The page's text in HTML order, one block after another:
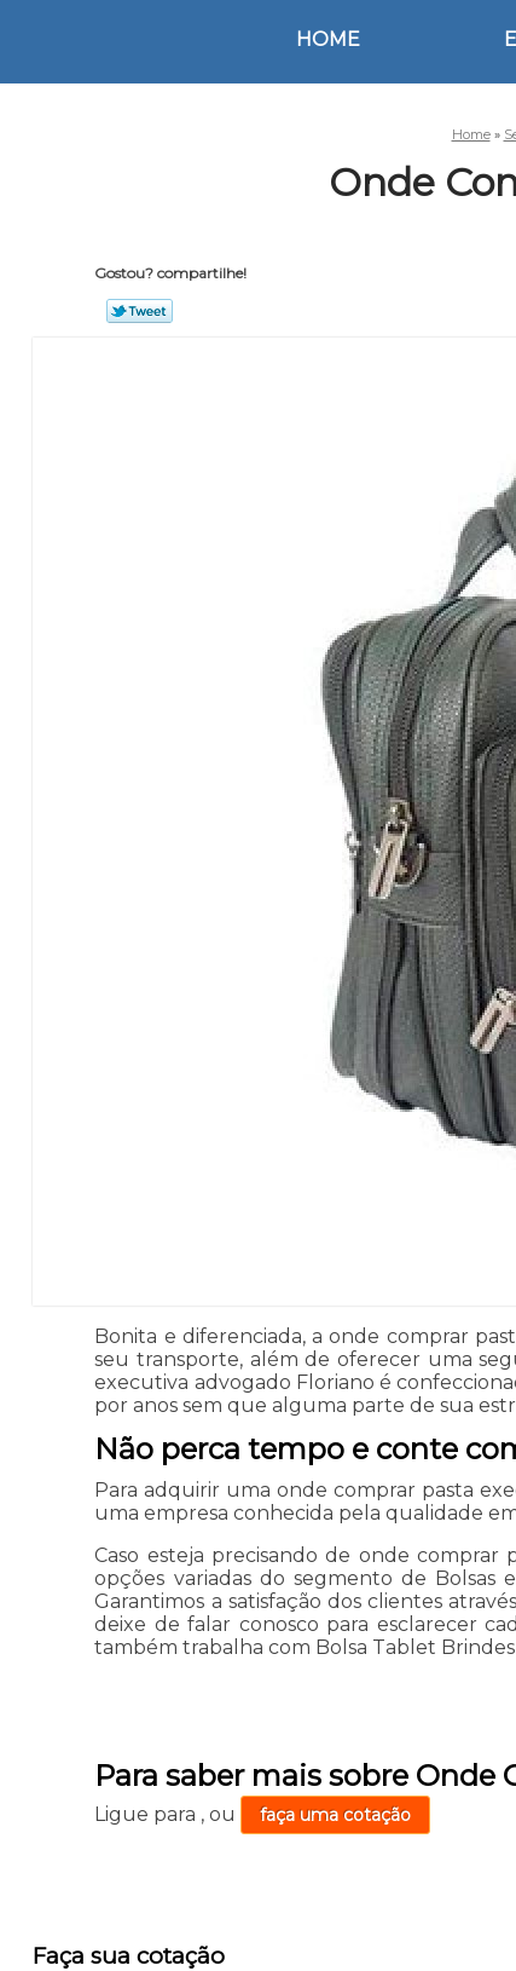
HOME
Home »
Onde
Gostou? compartilhe!
Bonita e diferenciada, a onde comprar
seu transporte, além de oferecer uma
executiva advogado Floriano é
por anos sem que alguma parte de sua
Não perca tempo e conte
Para adquirir uma onde comprar pasta
uma empresa conhecida pela qualidade
Caso esteja precisando de onde comprar
opções variadas do segmento de Bolsas
Garantimos a satisfação dos clientes
deixe de falar conosco para esclarecer
também trabalha com Bolsa Tablet
Para saber mais sobre
Ligue para ,ou faça uma cotação
Faça sua cotação